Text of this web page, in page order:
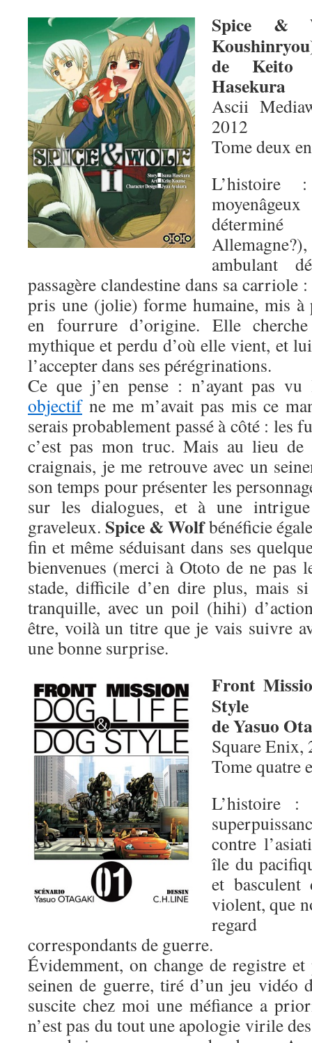
Spice &
de Keito
Hasekura
Ascii
2012
Tome deux
L’histoire
ambulant
passagère clandestine dans sa carriole
pris une (jolie) forme humaine, mis à
en fourrure d’origine. Elle
mythique et perdu d’où elle vient, et
l’accepter dans ses pérégrinations.
Ce que j’en pense : n’ayant pas
objectifne me m’avait pas mis ce
serais probablement passé à côté : les
c’est pas mon truc. Mais au lieu de
craignais, je me retrouve avec un
son temps pour présenter les
sur les dialogues, et à une
graveleux. Spice & Wolfbénéficie
fin et même séduisant dans ses
bienvenues (merci à Ototo de ne pas
stade, difficile d’en dire plus, mais
tranquille, avec un poil (hihi)
être, voilà un titre que je vais suivre
une bonne surprise.
Front
Style
de Yasuo
Square
Tome quatre
L’histoire
contre
île du
et
violent, que
regard
correspondants de guerre.
Évidemment, on change de registre et
seinen de guerre, tiré d’un jeu vidéo
suscite chez moi une méfiance a
n’est pas du tout une apologie virile